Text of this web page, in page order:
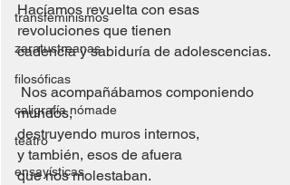
transfeminismos
zaratustreanas
filosóficas
caligrafía nómade
teatro
ensayísticas
Hacíamos revuelta con esas
revoluciones que tienen
cadencia y sabiduría de adolescencias.
mundos,
destruyendo muros internos,
y también, esos de afuera
que nos molestaban.